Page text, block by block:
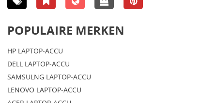
POPULAIRE MERKEN
HP LAPTOP-ACCU
DELL LAPTOP-ACCU
SAMSULNG LAPTOP-ACCU
LENOVO LAPTOP-ACCU